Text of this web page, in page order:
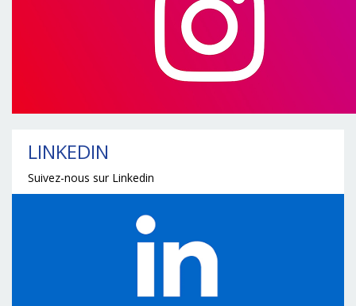
LINKEDIN
Suivez-nous sur Linkedin